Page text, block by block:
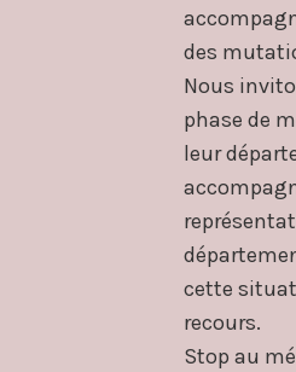
des
Nous
phase de
leur
cette
recours.
Stop au